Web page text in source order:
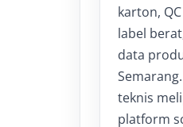
karton,
label
data
teknis
platform